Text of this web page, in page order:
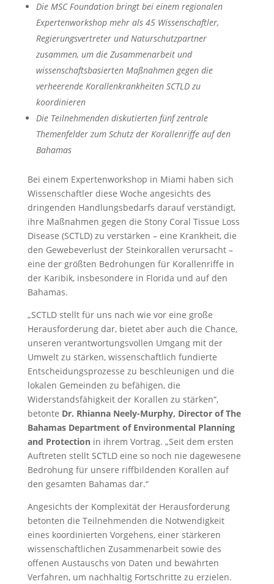
Die MSC Foundation bringt bei einem regionalen
Expertenworkshop mehr als 45 Wissenschaftler,
Regierungsvertreter und Naturschutzpartner
zusammen, um die Zusammenarbeit und
wissenschaftsbasierten Maßnahmen gegen die
verheerende Korallenkrankheiten SCTLD zu
koordinieren
Die Teilnehmenden diskutierten fünf zentrale
Themenfelder zum Schutz der Korallenriffe auf den
Bahamas
Bei einem Expertenworkshop in Miami haben sich
Wissenschaftler diese Woche angesichts des
dringenden Handlungsbedarfs darauf verständigt,
ihre Maßnahmen gegen die Stony Coral Tissue Loss
Disease (SCTLD) zu verstärken – eine Krankheit, die
den Gewebeverlust der Steinkorallen verursacht –
eine der größten Bedrohungen für Korallenriffe in
der Karibik, insbesondere in Florida und auf den
Bahamas.
„SCTLD stellt für uns nach wie vor eine große
Herausforderung dar, bietet aber auch die Chance,
unseren verantwortungsvollen Umgang mit der
Umwelt zu stärken, wissenschaftlich fundierte
Entscheidungsprozesse zu beschleunigen und die
lokalen Gemeinden zu befähigen, die
Widerstandsfähigkeit der Korallen zu stärken“,
betonte Dr. Rhianna Neely-Murphy, Director of The
Bahamas Department of Environmental Planning
and Protectionin ihrem Vortrag. „Seit dem ersten
Auftreten stellt SCTLD eine so noch nie dagewesene
Bedrohung für unsere riffbildenden Korallen auf
den gesamten Bahamas dar.“
Angesichts der Komplexität der Herausforderung
betonten die Teilnehmenden die Notwendigkeit
eines koordinierten Vorgehens, einer stärkeren
wissenschaftlichen Zusammenarbeit sowie des
offenen Austauschs von Daten und bewährten
Verfahren, um nachhaltig Fortschritte zu erzielen.